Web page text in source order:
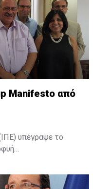
θέση να
και ...
Manifesto από
υπέγραψε το
την υπογραφή του
στήριξή του για